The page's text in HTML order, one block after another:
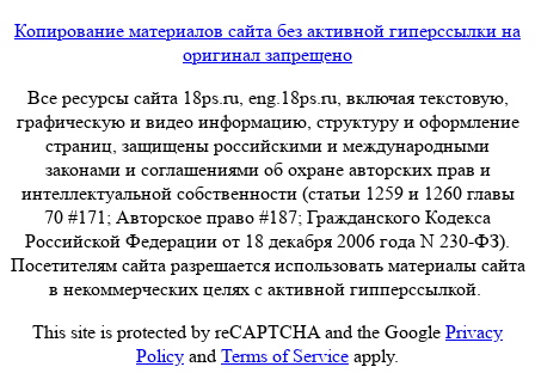
Копирование материалов сайта без активной гиперссылки на
оригинал запрещено
Все ресурсы сайта 18ps.ru, eng.18ps.ru, включая текстовую,
графическую и видео информацию, структуру и оформление
страниц, защищены российскими и международными
законами и соглашениями об охране авторских прав и
интеллектуальной собственности (статьи 1259 и 1260 главы
70 #171; Авторское право #187; Гражданского Кодекса
Российской Федерации от 18 декабря 2006 года N 230-ФЗ).
Посетителям сайта разрешается использовать материалы сайта
в некоммерческих целях с активной гипперссылкой.
This site is protected by reCAPTCHA and the Google Privacy
Policy and Terms of Service apply.